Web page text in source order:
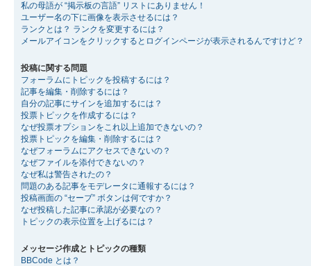
私の母語が “掲示板の言語” リストにありません！
ユーザー名の下に画像を表示させるには？
ランクとは？ ランクを変更するには？
メールアイコンをクリックするとログインページが表示されるんですけど？
投稿に関する問題
フォーラムにトピックを投稿するには？
記事を編集・削除するには？
自分の記事にサインを追加するには？
投票トピックを作成するには？
なぜ投票オプションをこれ以上追加できないの？
投票トピックを編集・削除するには？
なぜフォーラムにアクセスできないの？
なぜファイルを添付できないの？
なぜ私は警告されたの？
問題のある記事をモデレータに通報するには？
投稿画面の “セーブ” ボタンは何ですか？
なぜ投稿した記事に承認が必要なの？
トピックの表示位置を上げるには？
メッセージ作成とトピックの種類
BBCode とは？